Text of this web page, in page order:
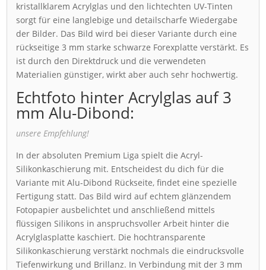
kristallklarem Acrylglas und den lichtechten UV-Tinten
sorgt für eine langlebige und detailscharfe Wiedergabe
der Bilder. Das Bild wird bei dieser Variante durch eine
rückseitige 3 mm starke schwarze Forexplatte verstärkt. Es
ist durch den Direktdruck und die verwendeten
Materialien günstiger, wirkt aber auch sehr hochwertig.
Echtfoto hinter Acrylglas auf 3
mm Alu-Dibond:
unsere Empfehlung!
In der absoluten Premium Liga spielt die Acryl-
Silikonkaschierung mit. Entscheidest du dich für die
Variante mit Alu-Dibond Rückseite, findet eine spezielle
Fertigung statt. Das Bild wird auf echtem glänzendem
Fotopapier ausbelichtet und anschließend mittels
flüssigen Silikons in anspruchsvoller Arbeit hinter die
Acrylglasplatte kaschiert. Die hochtransparente
Silikonkaschierung verstärkt nochmals die eindrucksvolle
Tiefenwirkung und Brillanz. In Verbindung mit der 3 mm